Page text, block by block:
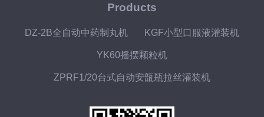
Products
DZ-2B全自动中药制丸机 KGF小型口服液灌装机
YK60摇摆颗粒机
ZPRF1/20台式自动安瓿瓶拉丝灌装机